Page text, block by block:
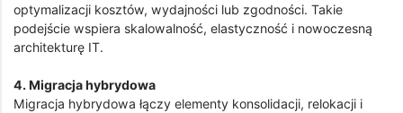
optymalizacji kosztów, wydajności lub zgodności. Takie
podejście wspiera skalowalność, elastyczność i nowoczesną
architekturę IT.
4. Migracja hybrydowa
Migracja hybrydowa łączy elementy konsolidacji, relokacji i